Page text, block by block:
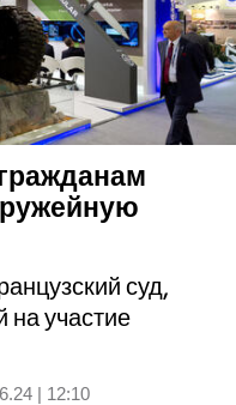
суд,
на участие
| 12:10